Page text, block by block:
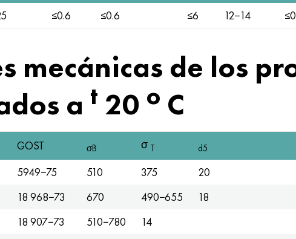
≤0.6 ≤0.6 ≤6 12−14
mecánicas de los
a t 20 o C
GOST σB σ Т d5
5949−75 510 375 20
18 968−73 670 490−655 18
18 907−73 510−780
14